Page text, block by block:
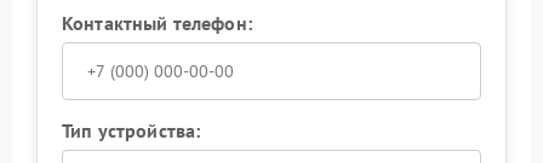
Контактный телефон:
Тип устройства: